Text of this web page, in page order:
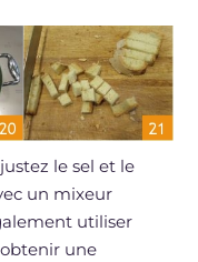
le sel et le
un mixeur
utiliser
une